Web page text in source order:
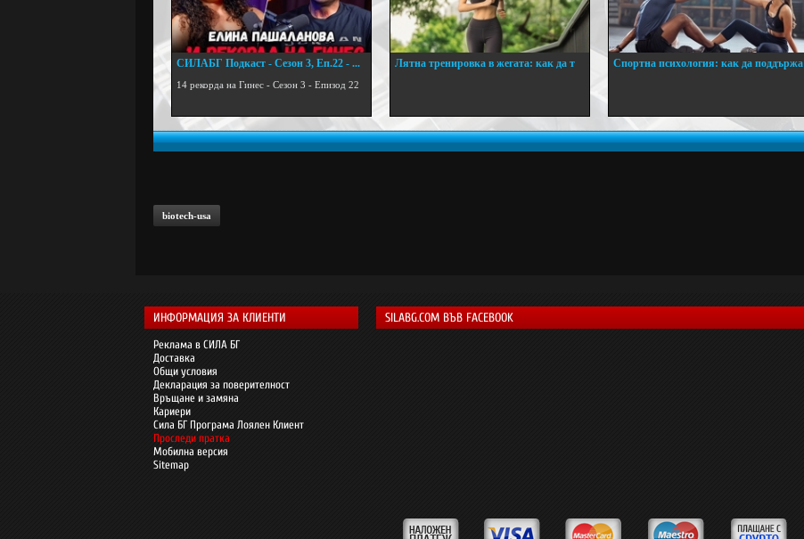
СИЛАБГ Подкаст - Сезон 3, Еп.22 - ...
14 рекорда на Гинес - Сезон 3 - Епизод 22
Лятна тренировка в жегата: как да т
Спортна психология: как да поддържа
biotech-usa
ИНФОРМАЦИЯ ЗА КЛИЕНТИ
Реклама в СИЛА БГ
Доставка
Общи условия
Декларация за поверителност
Връщане и замяна
Кариери
Сила БГ Програма Лоялен Клиент
Проследи пратка
Мобилна версия
Sitemap
SILABG.COM ВЪВ FACEBOOK